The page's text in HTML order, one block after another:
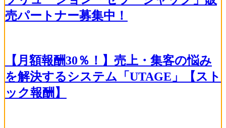
売パートナー募集中！
【月額報酬30％！】売上・集客の悩み
を解決するシステム「UTAGE」【スト
ック報酬】